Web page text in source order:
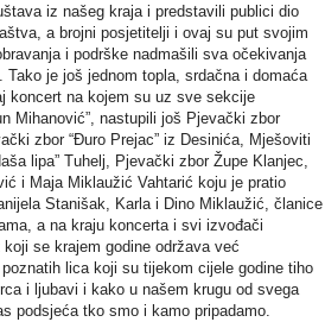
iz našeg kraja i predstavili publici dio
a brojni posjetitelji i ovaj su put svojim
i podrške nadmašili sva očekivanja
Tako je još jednom topla, srdačna i domaća
koncert na kojem su uz sve sekcije
Mihanović”, nastupili još Pjevački zbor
zbor “Đuro Prejac” iz Desinića, Mješoviti
lipa” Tuhelj, Pjevački zbor Župe Klanjec,
i Maja Miklaužić Vahtarić koju je pratio
Stanišak, Karla i Dino Miklaužić, članice
a na kraju koncerta i svi izvođači
se krajem godine održava već
lica koji su tijekom cijele godine tiho
i ljubavi i kako u našem krugu od svega
podsjeća tko smo i kamo pripadamo.